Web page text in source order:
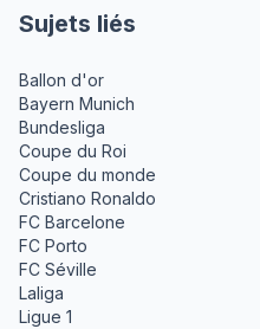
Sujets liés
Ballon d'or
Bayern Munich
Bundesliga
Coupe du Roi
Coupe du monde
Cristiano Ronaldo
FC Barcelone
FC Porto
FC Séville
Laliga
Ligue 1